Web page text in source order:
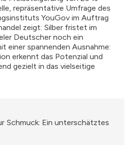
repräsentative Umfrage des
YouGov im Auftrag
zeigt: Silber fristet im
Deutscher noch ein
einer spannenden Ausnahme:
erkennt das Potenzial und
gezielt in das vielseitige
Schmuck: Ein unterschätztes